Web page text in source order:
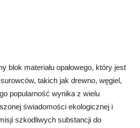
blok materiału opałowego, który jest
takich jak drewno, węgiel,
popularność wynika z wielu
świadomości ekologicznej i
szkodliwych substancji do